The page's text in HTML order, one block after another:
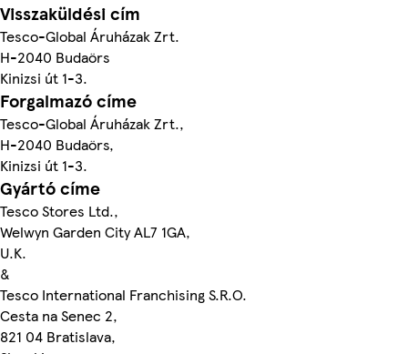
Visszaküldési cím
Tesco-Global Áruházak Zrt.
H-2040 Budaörs
Kinizsi út 1-3.
Forgalmazó címe
Tesco-Global Áruházak Zrt.,
H-2040 Budaörs,
Kinizsi út 1-3.
Gyártó címe
Tesco Stores Ltd.,
Welwyn Garden City AL7 1GA,
U.K.
&
Tesco International Franchising S.R.O.
Cesta na Senec 2,
821 04 Bratislava,